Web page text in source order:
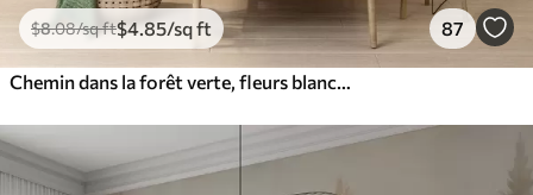
$8.08/sq ft$4.85/sq ft 87